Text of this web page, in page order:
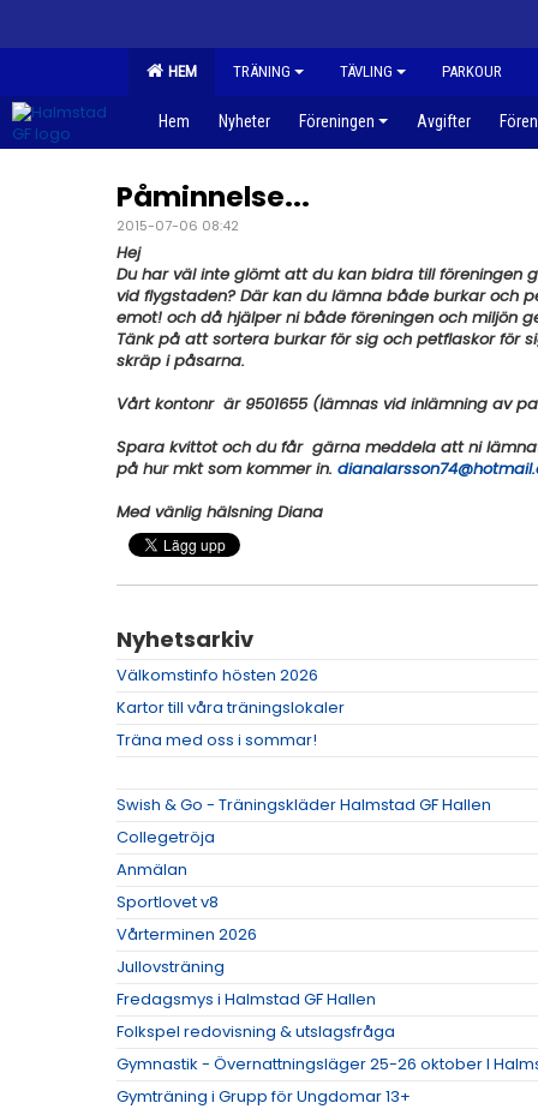
HEM TRÄNING TÄVLING PARKOUR
Hem Nyheter Föreningen Avgifter
Påminnelse...
2015-07-06 08:42
Hej
Du har väl inte glömt att du kan bidra till föreningen
vid flygstaden? Där kan du lämna både burkar och
emot! och då hjälper ni både föreningen och miljön
Tänk på att sortera burkar för sig och petflaskor för
skräp i påsarna.
Vårt kontonr är 9501655 (lämnas vid inlämning av
Spara kvittot och du får gärna meddela att ni
på hur mkt som kommer in.
Med vänlig hälsning Diana
Nyhetsarkiv
Välkomstinfo hösten 2026
Kartor till våra träningslokaler
Träna med oss i sommar!
Swish & Go - Träningskläder Halmstad GF Hallen
Collegetröja
Anmälan
Sportlovet v8
Vårterminen 2026
Jullovsträning
Fredagsmys i Halmstad GF Hallen
Folkspel redovisning & utslagsfråga
Gymnastik - Övernattningsläger 25-26 oktober I
Gymträning i Grupp för Ungdomar 13+